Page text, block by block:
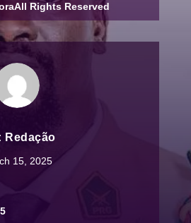
Rights Reserved
Redação
15, 2025